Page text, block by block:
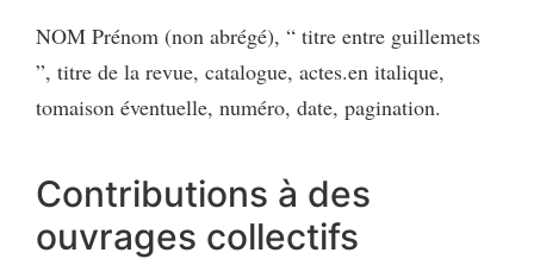
NOM Prénom (non abrégé), “ titre entre guillemets
”, titre de la revue, catalogue, actes.en italique,
tomaison éventuelle, numéro, date, pagination.
Contributions à des
ouvrages collectifs